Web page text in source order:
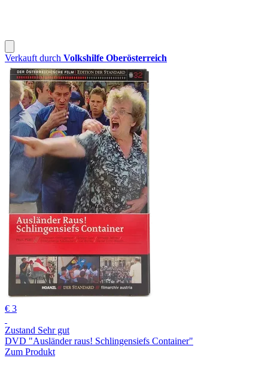
Verkauft durch Volkshilfe Oberösterreich
€ 3
Zustand Sehr gut
DVD "Ausländer raus! Schlingensiefs Container"
Zum Produkt